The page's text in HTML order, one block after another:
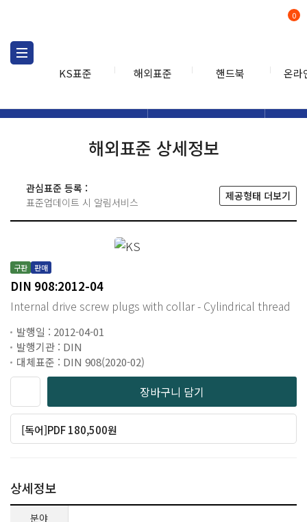
KS표준 해외표준 핸드북 온라
0
해외표준 상세정보
관심표준 등록 :
표준업데이트 시 알림서비스
제공형태 더보기
구판 판매
DIN 908:2012-04
Internal drive screw plugs with collar - Cylindrical thread
발행일 : 2012-04-01
발행기관 : DIN
대체표준 : DIN 908(2020-02)
장바구니 담기
[독어]PDF 180,500원
상세정보
분야